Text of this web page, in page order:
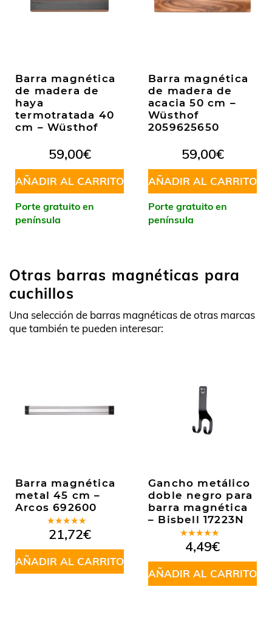
Barra magnética
de madera de
haya
termotratada 40
cm – Wüsthof
59,00€
AÑADIR AL CARRITO
Porte gratuito en
península
Barra magnética
de madera de
acacia 50 cm –
Wüsthof
2059625650
59,00€
AÑADIR AL CARRITO
Porte gratuito en
península
Otras barras magnéticas para
cuchillos
Una selección de barras magnéticas de otras marcas
que también te pueden interesar:
Barra magnética
metal 45 cm –
Arcos 692600
Valorado
en5.00de
5
21,72€
AÑADIR AL CARRITO
Gancho metálico
doble negro para
barra magnética
– Bisbell 17223N
Valorado
en5.00de
5
4,49€
AÑADIR AL CARRITO